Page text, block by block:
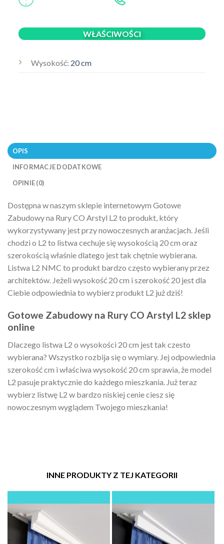
WŁAŚCIWOŚCI
Wysokość: 20 cm
OPIS
INFORMACJE DODATKOWE
OPINIE (0)
Dostępna w naszym sklepie internetowym Gotowe
Zabudowy na Rury CO Arstyl L2 to produkt, który
wykorzystywany jest przy nowoczesnych aranżacjach. Jeśli
chodzi o L2 to listwa cechuje się wysokością 20 cm oraz
szerokością właśnie dlatego jest tak chętnie wybierana.
Listwa L2 NMC to produkt bardzo często wybierany przez
architektów. Jeżeli wysokość 20 cm i szerokość 20 jest dla
Ciebie odpowiednia to wybierz produkt L2 już dziś!
Gotowe Zabudowy na Rury CO Arstyl L2 sklep
online
Dlaczego listwa L2 o wysokości 20 cm jest tak czesto
wybierana? Wszystko rozbija się o wymiary. Jej odpowiednia
szerokość cm i właściwa wysokość 20 cm sprawia, że model
L2 pasuje praktycznie do każdego mieszkania. Już teraz
wybierz listwę L2 w bardzo niskiej cenie ciesz się
nowoczesnym wyglądem Twojego mieszkania!
INNE PRODUKTY Z TEJ KATEGORII